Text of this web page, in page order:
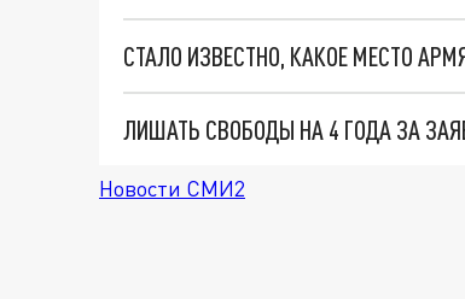
Новости СМИ2